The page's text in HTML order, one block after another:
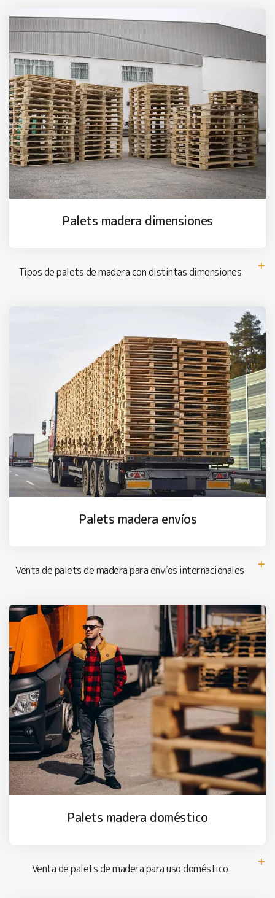
Palets madera dimensiones
Tipos de palets de madera con distintas dimensiones
Palets madera envíos
Venta de palets de madera para envíos internacionales
Palets madera doméstico
Venta de palets de madera para uso doméstico